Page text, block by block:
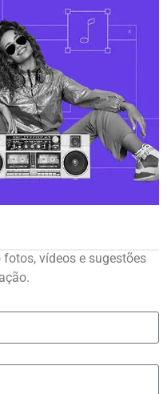
vídeos e sugestões